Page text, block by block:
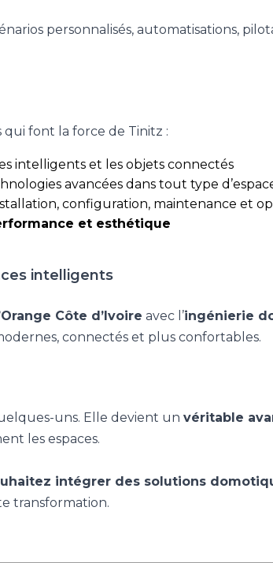
personnalisés, automatisations,
font la force de Tinitz :
intelligents et les objets connectés
avancées dans tout type
configuration, maintenance et
et esthétique
intelligents
Côte d’Ivoire avec l’ingénierie
connectés et plus confortables.
uns. Elle devient un véritable
les espaces.
intégrer des solutions
transformation.